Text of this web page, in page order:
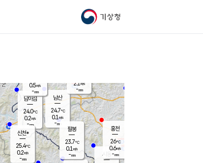
기상청
남이섬
24.0℃
0.2m/s
-mm
남산
24.7℃
0.1 m/s
-mm
팔봉
23.7℃
0.1 m/s
-mm
0.5m/s
-mm
신천*
25.4℃
0.2m/s
-mm
시동
홍천
26℃
0.6m/s
-mm
2.1 m/s
-mm